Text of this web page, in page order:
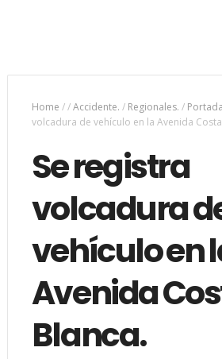
Home //Accidente. / Regionales. /
volcadura de vehículo en la Avenida
Se registra
volcadura
vehículo en
Avenida
Blanca.